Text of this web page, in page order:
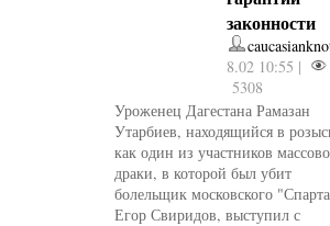
законности
8.02 10:55 |
5308
Уроженец Дагестана Рамазан
Утарбиев, находящийся в
как один из участников
драки, в которой был убит
болельщик московского
Егор Свиридов, выступил с